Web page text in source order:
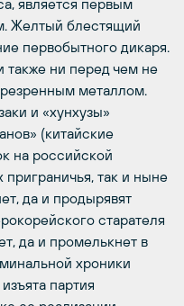
является первым
Желтый блестящий
первобытного дикаря.
ни перед чем не
металлом.
и «хунхузы»
(китайские
на российской
приграничья, так и ныне
да и продырявят
старателя
да и промелькнет в
хроники
партия